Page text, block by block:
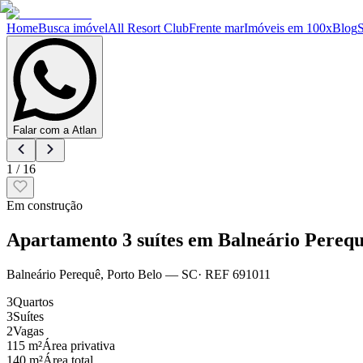
HomeBusca imóvelAll Resort ClubFrente marImóveis em 100xBlog
Falar com a Atlan
1 / 16
Em construção
Apartamento 3 suítes em Balneário
Balneário Perequê, Porto Belo — SC· REF 691011
3Quartos
3Suítes
2Vagas
115 m²Área privativa
140 m²Área total